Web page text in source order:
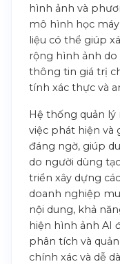
hình ảnh và
mô hình học
liệu có thể giúp
rộng hình ảnh do
thông tin giá trị
tính xác thực và
Hệ thống quản
việc phát hiện và
đáng ngờ, giúp
do người dùng
triển xây dựng
doanh nghiệp
nội dung, khả
hiện hình ảnh AI
phân tích và
chính xác và dễ